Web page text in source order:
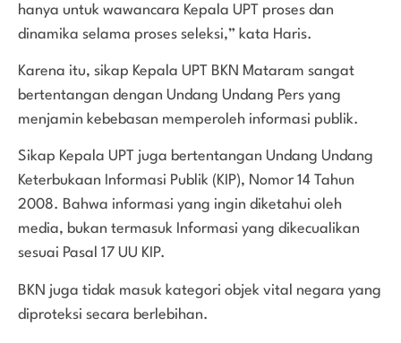
hanya untuk wawancara Kepala UPT proses dan
dinamika selama proses seleksi,” kata Haris.
Karena itu, sikap Kepala UPT BKN Mataram sangat
bertentangan dengan Undang Undang Pers yang
menjamin kebebasan memperoleh informasi publik.
Sikap Kepala UPT juga bertentangan Undang Undang
Keterbukaan Informasi Publik (KIP), Nomor 14 Tahun
2008. Bahwa informasi yang ingin diketahui oleh
media, bukan termasuk Informasi yang dikecualikan
sesuai Pasal 17 UU KIP.
BKN juga tidak masuk kategori objek vital negara yang
diproteksi secara berlebihan.